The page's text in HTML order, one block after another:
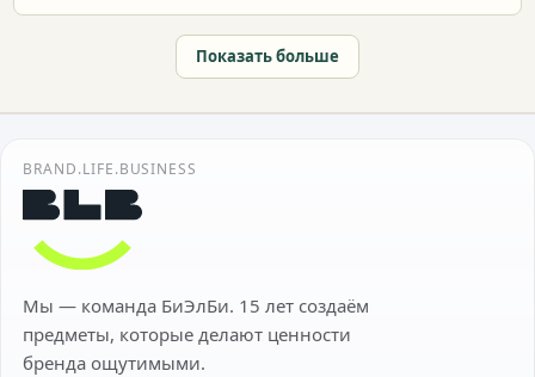
Показать больше
BRAND.LIFE.BUSINESS
Мы — команда БиЭлБи. 15 лет создаём
предметы, которые делают ценности
бренда ощутимыми.